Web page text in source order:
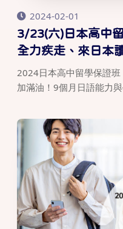
2024-02-01
3/23(六)日本高中
全力疾走、來日本
2024日本高中留學保證
加滿油！9個月日語能力